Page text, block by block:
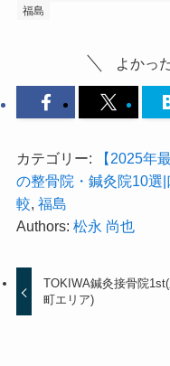
福島
よかっ
カテゴリー:
【2025年
の整骨院・鍼灸院10選
較, 福島
Authors: 松永 尚也
TOKIWA鍼灸接骨院
町エリア)